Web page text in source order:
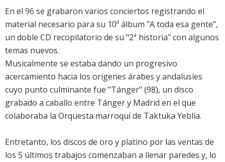
En el 96 se grabaron varios conciertos registrando el
material necesario para su 10º álbum "A toda esa gente",
un doble CD recopilatorio de su "2ª historia" con algunos
temas nuevos.
Musicalmente se estaba dando un progresivo
acercamiento hacia los orígenes árabes y andalusíes
cuyo punto culminante fue "Tánger" (98), un disco
grabado a caballo entre Tánger y Madrid en el que
colaboraba la Orquesta marroquí de Taktuka Yeblía.
Entretanto, los discos de oro y platino por las ventas de
los 5 últimos trabajos comenzaban a llenar paredes y, lo